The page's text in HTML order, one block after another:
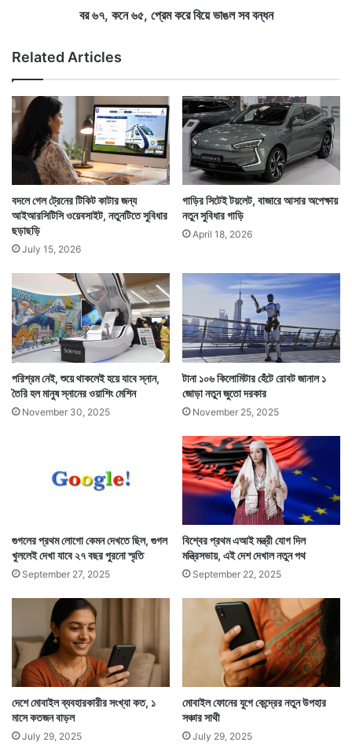
পড়ুন : হু হু করে বাড়ছে বিবাহবহির্ভূত সম্পর্ক গড়তে অ্যাপের চাহিদা
ভারতের প্রথম যে ৫টি শহরের নারী পুরুষ বিবাহবহির্ভূত সম্পর্কে
সবচেয়ে বেশি উৎসাহী সেসব শহরের তালিকা প্রকাশ করেছে
গ্লিডেন। দেখা যাচ্ছে কলকাতার পরে চতুর্থ স্থানে রয়েছে দিল্লি।
আর পঞ্চম স্থানে রয়েছে মুম্বইয়ের অদূরে পুনে। ভারতে এই
গ্লিডেন অ্যাপের চাহিদা দিনকে দিন বেড়েই চলেছে। নাম লিখিয়েই
চলেছেন বিবাহিত নারী পুরুষরা। তাঁরা অন্য পার্টনার চাইছেন।
বিবাহিত জীবনের বাইরে এক অন্য পুরুষ বা নারী। যাঁর সঙ্গেও তিনি
সময় কাটাতে চাইছেন।
ক
রে
বি
য়ে
ভা
ঙ
ব
ব
ন্ধ
ন
বর ৬৭, কনে ৬৫, প্রেম করে বিয়ে ভাঙল সব বন্ধন
Related Articles
বদলে গেল ট্রেনের টিকিট কাটার জন্য
আইআরসিটিসি ওয়েবসাইট, নতুনটিতে সুবিধার
ছড়াছড়ি
July 15, 2026
গাড়ির সিটেই টয়লেট, বাজারে আসার অপেক্ষায়
নতুন সুবিধার গাড়ি
April 18, 2026
পরিশ্রম নেই, শুয়ে থাকলেই হয়ে যাবে স্নান,
তৈরি হল মানুষ স্নানের ওয়াশিং মেশিন
November 30, 2025
টানা ১০৬ কিলোমিটার হেঁটে রোবট জানাল ১
জোড়া নতুন জুতো দরকার
November 25, 2025
গুগলের প্রথম লোগো কেমন দেখতে ছিল, গুগল
খুললেই দেখা যাবে ২৭ বছর পুরনো স্মৃতি
September 27, 2025
বিশ্বের প্রথম এআই মন্ত্রী যোগ দিল
মন্ত্রিসভায়, এই দেশ দেখাল নতুন পথ
September 22, 2025
দেশে মোবাইল ব্যবহারকারীর সংখ্যা কত, ১
মাসে কতজন বাড়ল
July 29, 2025
মোবাইল ফোনের যুগে কেন্দ্রের নতুন উপহার
সঞ্চার সাথী
July 29, 2025